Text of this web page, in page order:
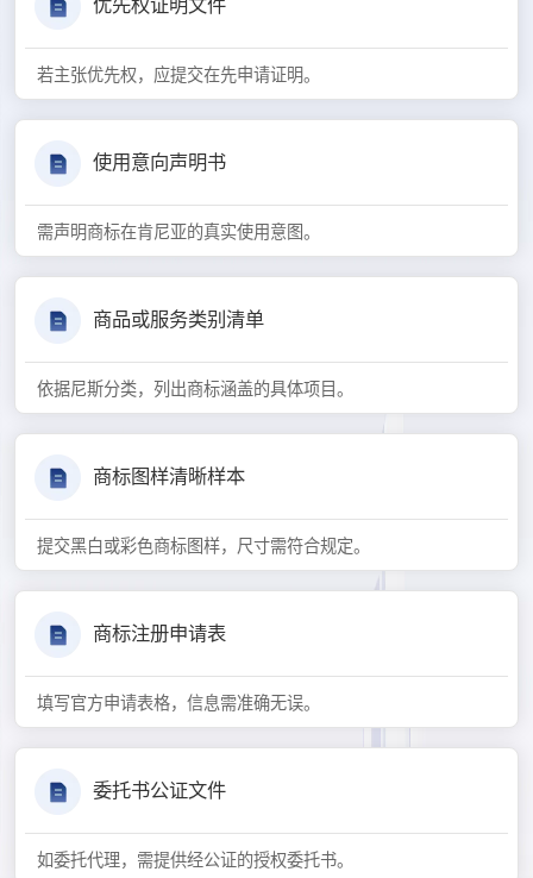
优先权证明文件
若主张优先权，应提交在先申请证明。
使用意向声明书
需声明商标在肯尼亚的真实使用意图。
商品或服务类别清单
依据尼斯分类，列出商标涵盖的具体项目。
商标图样清晰样本
提交黑白或彩色商标图样，尺寸需符合规定。
商标注册申请表
填写官方申请表格，信息需准确无误。
委托书公证文件
如委托代理，需提供经公证的授权委托书。